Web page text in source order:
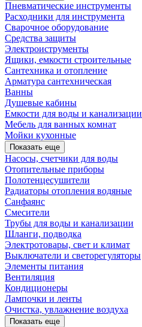
Пневматические инструменты
Расходники для инструмента
Сварочное оборудование
Средства защиты
Электроиструменты
Ящики, емкости строительные
Сантехника и отопление
Арматура сантехническая
Ванны
Душевые кабины
Емкости для воды и канализации
Мебель для ванных комнат
Мойки кухонные
Показать еще
Насосы, счетчики для воды
Отопительные приборы
Полотенцесушители
Радиаторы отопления водяные
Санфаянс
Смесители
Трубы для воды и канализации
Шланги, подводка
Электротовары, свет и климат
Выключатели и светорегуляторы
Элементы питания
Вентиляция
Кондиционеры
Лампочки и ленты
Очистка, увлажнение воздуха
Показать еще